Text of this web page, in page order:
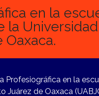
Noticias
Para ti
en la
la
Oaxaca.
Profesiográfica en la
Juárez de Oaxaca